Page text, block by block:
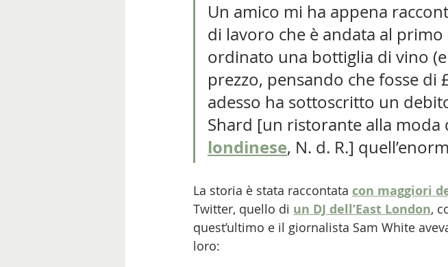
Un amico mi ha appena
di lavoro che è andata al
ordinato una bottiglia di vino
prezzo, pensando che fosse di
adesso ha sottoscritto un
Shard [un ristorante alla moda
londinese, N. d. R.]
La storia è stata raccontata con maggiori
Twitter, quello di un DJ dell’East London,
quest’ultimo e il giornalista Sam White
loro: